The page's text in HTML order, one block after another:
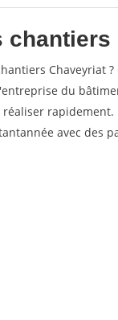
Chaveyriat
du
avec des